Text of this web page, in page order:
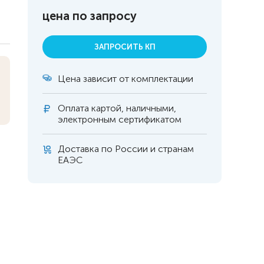
цена по запросу
ЗАПРОСИТЬ КП
Цена зависит от комплектации
Оплата картой, наличными,
электронным сертификатом
Доставка по России и странам
ЕАЭС